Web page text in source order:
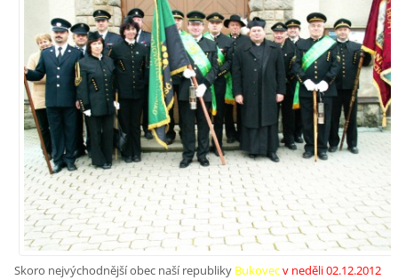
Skoro nejvýchodnější obec naší republiky Bukovecv neděli 02.12.2012